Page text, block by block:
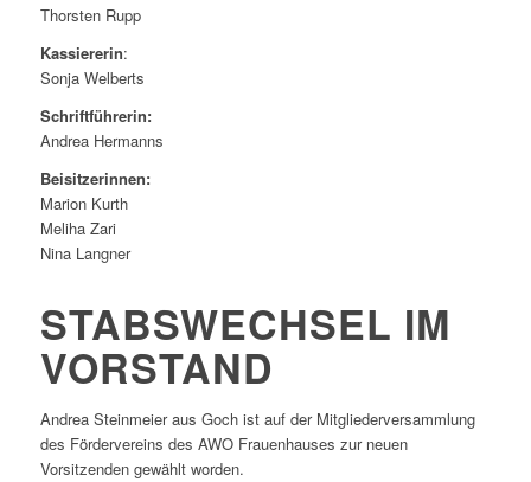
Thorsten Rupp
Kassiererin:
Sonja Welberts
Schriftführerin:
Andrea Hermanns
Beisitzerinnen:
Marion Kurth
Meliha Zari
Nina Langner
STABSWECHSEL IM
VORSTAND
Andrea Steinmeier aus Goch ist auf der Mitgliederversammlung
des Fördervereins des AWO Frauenhauses zur neuen
Vorsitzenden gewählt worden.